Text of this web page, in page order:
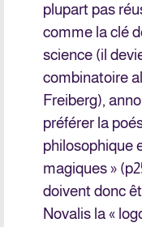
plupart pas
comme la clé
science (il
combinatoire
Freiberg),
préférer la
philosophique
magiques »
doivent donc
Novalis la «